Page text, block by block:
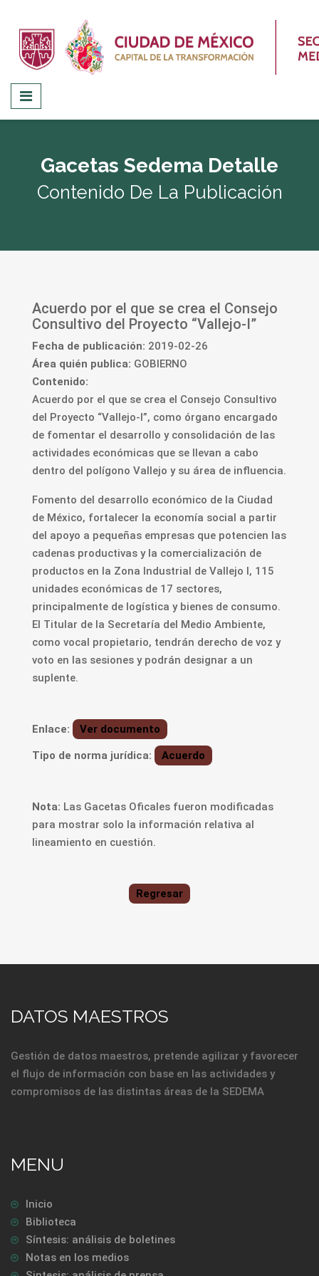
Gacetas Sedema Detalle
Contenido De La Publicación
Acuerdo por el que se crea el Consejo
Consultivo del Proyecto “Vallejo-I”
Fecha de publicación: 2019-02-26
Área quién publica: GOBIERNO
Contenido:
Acuerdo por el que se crea el Consejo Consultivo
del Proyecto “Vallejo-I”, como órgano encargado
de fomentar el desarrollo y consolidación de las
actividades económicas que se llevan a cabo
dentro del polígono Vallejo y su área de influencia.
Fomento del desarrollo económico de la Ciudad
de México, fortalecer la economía social a partir
del apoyo a pequeñas empresas que potencien las
cadenas productivas y la comercialización de
productos en la Zona Industrial de Vallejo I, 115
unidades económicas de 17 sectores,
principalmente de logística y bienes de consumo.
El Titular de la Secretaría del Medio Ambiente,
como vocal propietario, tendrán derecho de voz y
voto en las sesiones y podrán designar a un
suplente.
Enlace: Ver documento
Tipo de norma jurídica: Acuerdo
Nota: Las Gacetas Oficales fueron modificadas
para mostrar solo la información relativa al
lineamiento en cuestión.
Regresar
DATOS MAESTROS
Gestión de datos maestros, pretende agilizar y favorecer
el flujo de información con base en las actividades y
compromisos de las distintas áreas de la SEDEMA
MENU
Inicio
Biblioteca
Síntesis: análisis de boletines
Notas en los medios